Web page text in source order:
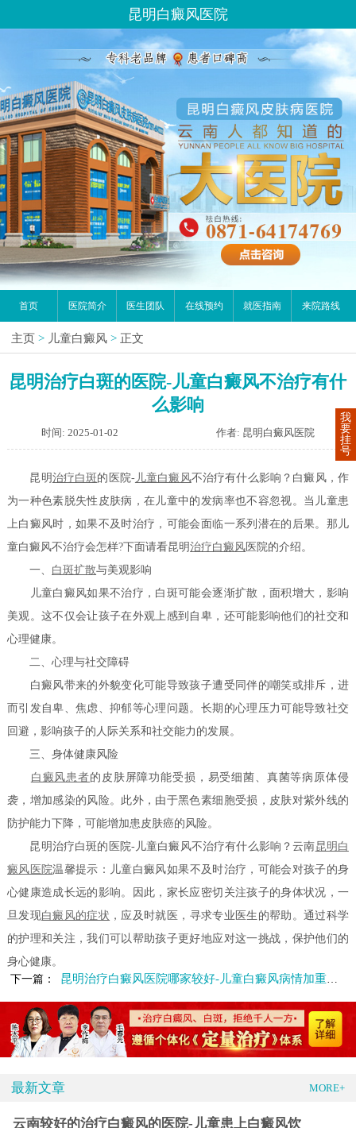
昆明白癜风医院
首页 医院简介 医生团队 在线预约 就医指南 来院路线
主页 > 儿童白癜风 > 正文
昆明治疗白斑的医院-儿童白癜风不治疗有什
么影响
时间: 2025-01-02 作者: 昆明白癜风医院
昆明治疗白斑的医院-儿童白癜风不治疗有什么影响？白癜风，作
为一种色素脱失性皮肤病，在儿童中的发病率也不容忽视。当儿童患
上白癜风时，如果不及时治疗，可能会面临一系列潜在的后果。那儿
童白癜风不治疗会怎样?下面请看昆明治疗白癜风 医院的介绍。
一、 白斑扩散与美观影响
儿童白癜风如果不治疗，白斑可能会逐渐扩散，面积增大，影响
美观。这不仅会让孩子在外观上感到自卑，还可能影响他们的社交和
心理健康。
二、心理与社交障碍
白癜风带来的外貌变化可能导致孩子遭受同伴的嘲笑或排斥，进
而引发自卑、焦虑、抑郁等心理问题。长期的心理压力可能导致社交
回避，影响孩子的人际关系和社交能力的发展。
三、身体健康风险
白癜风患者的皮肤屏障功能受损，易受细菌、真菌等病原体侵
袭，增加感染的风险。此外，由于黑色素细胞受损，皮肤对紫外线的
防护能力下降，可能增加患皮肤癌的风险。
昆明治疗白斑的医院-儿童白癜风不治疗有什么影响？云南昆明白
癜风医院温馨提示：儿童白癜风如果不及时治疗，可能会对孩子的身
心健康造成长远的影响。因此，家长应密切关注孩子的身体状况，一
旦发现白癜风的症状 ，应及时就医，寻求专业医生的帮助。通过科学
的护理和关注，我们可以帮助孩子更好地应对这一挑战，保护他们的
身心健康。
下一篇：
昆明治疗白癜风医院哪家较好-儿童白癜风病情加重的因素有哪些
最新文章 MORE+
云南较好的治疗白癜风的医院-儿童患上白癜风饮
我
要
挂
号